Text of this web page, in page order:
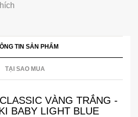
TIN SẢN PHẨM
TẠI SAO MUA
VÀNG TRẮNG -
BABY LIGHT BLUE